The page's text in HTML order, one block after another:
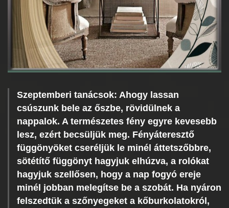
Szeptemberi tanácsok: Ahogy lassan
csúszunk bele az őszbe, rövidülnek a
nappalok. A természetes fény egyre kevesebb
lesz, ezért becsüljük meg. Fényáteresztő
függönyöket cseréljük le minél áttetszőbbre,
sötétítő függönyt hagyjuk elhúzva, a rolókat
hagyjuk szellősen, hogy a nap fogyó ereje
minél jobban melegítse be a szobát. Ha nyáron
felszedtük a szőnyegeket a kőburkolatokról,